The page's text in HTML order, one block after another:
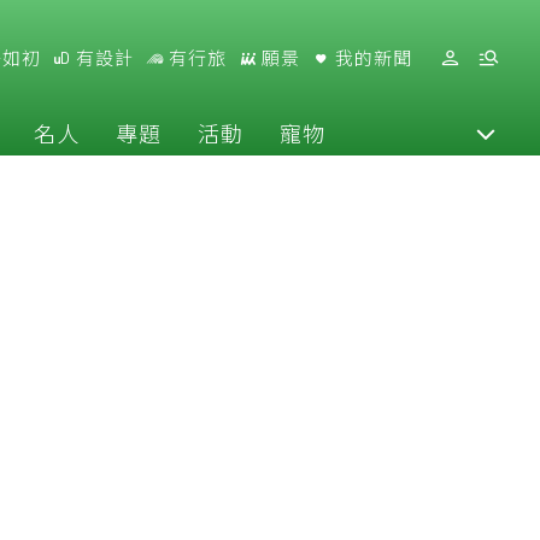
初 有設計 有行旅 願景 我的新聞
名人 專題 活動 寵物